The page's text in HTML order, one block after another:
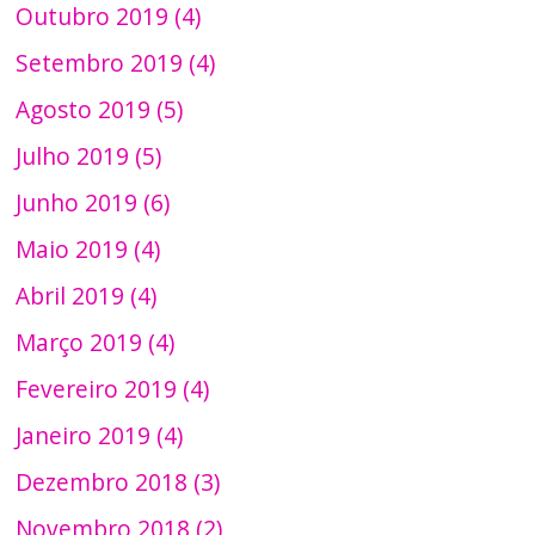
Outubro 2019 (4)
Setembro 2019 (4)
Agosto 2019 (5)
Julho 2019 (5)
Junho 2019 (6)
Maio 2019 (4)
Abril 2019 (4)
Março 2019 (4)
Fevereiro 2019 (4)
Janeiro 2019 (4)
Dezembro 2018 (3)
Novembro 2018 (2)